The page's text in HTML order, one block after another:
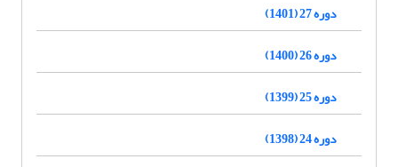
دوره 27 (1401)
دوره 26 (1400)
دوره 25 (1399)
دوره 24 (1398)